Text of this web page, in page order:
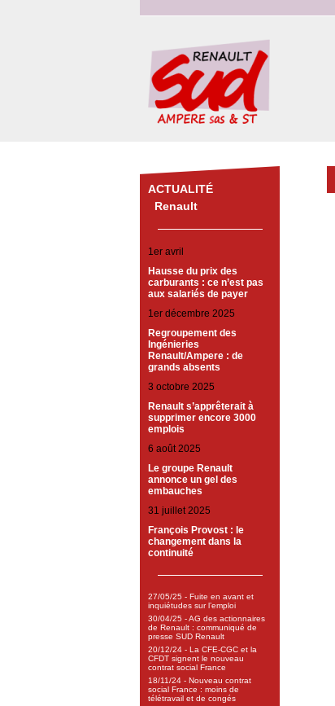
ACTUALITÉ
Renault
1er avril
Hausse du prix des
carburants : ce n’est pas
aux salariés de payer
1er décembre 2025
Regroupement des
Ingénieries
Renault/Ampere : de
grands absents
3 octobre 2025
Renault s’apprêterait à
supprimer encore 3000
emplois
6 août 2025
Le groupe Renault
annonce un gel des
embauches
31 juillet 2025
François Provost : le
changement dans la
continuité
27/05/25 - Fuite en avant et
inquiétudes sur l’emploi
30/04/25 - AG des actionnaires
de Renault : communiqué de
presse SUD Renault
20/12/24 - La CFE-CGC et la
CFDT signent le nouveau
contrat social France
18/11/24 - Nouveau contrat
social France : moins de
télétravail et de congés